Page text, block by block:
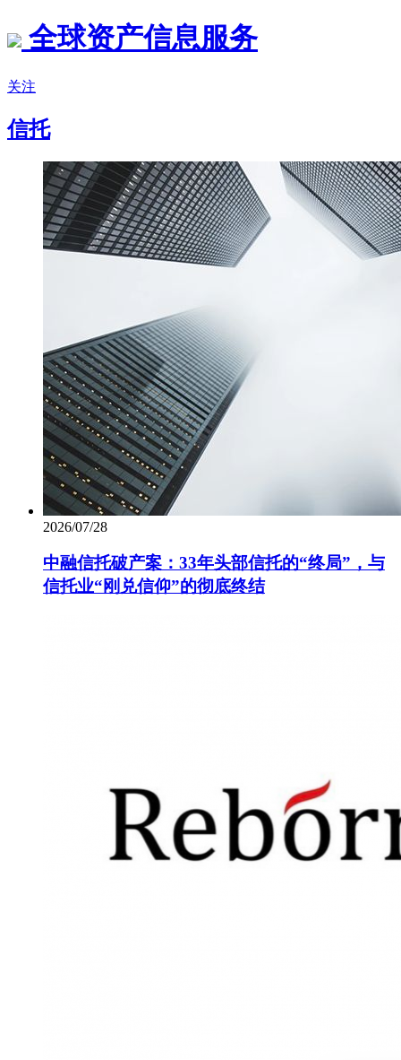
全球资产信息服务
关注
信托
2026/07/28
中融信托破产案：33年头部信托的“终局”，与
信托业“刚兑信仰”的彻底终结